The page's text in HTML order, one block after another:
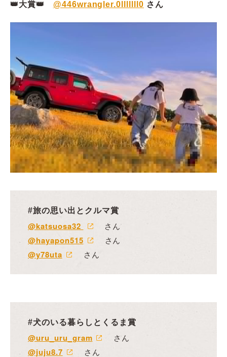
👑大賞👑 @446wrangler.0lllllll0 さん
#旅の思い出とクルマ賞
@katsuosa32 さん
@hayapon515 さん
@y78uta さん